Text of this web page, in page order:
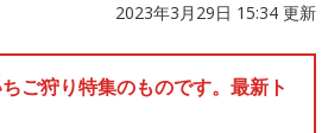
2023年3月29日 15:34 更新
ご狩り特集のものです。最新ト